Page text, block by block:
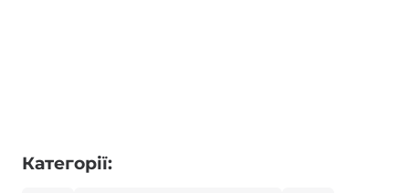
Категорії: